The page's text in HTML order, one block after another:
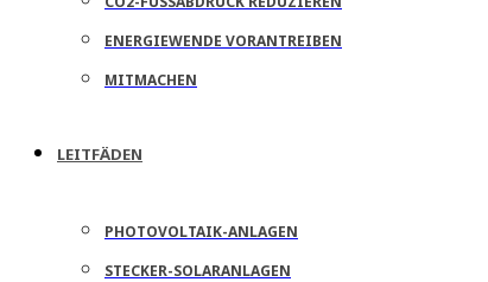
ENERGIEWENDE VORANTREIBEN
MITMACHEN
LEITFÄDEN
PHOTOVOLTAIK-ANLAGEN
STECKER-SOLARANLAGEN